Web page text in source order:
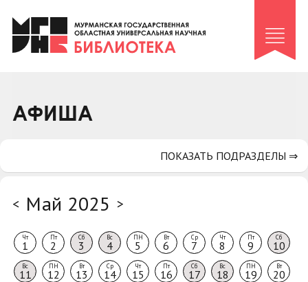
Клуб «Гиря и сельдерей»
Клуб «Семейный архив»
Коллегам
АФИША
< Май 2025 >
Чт
1
Пт
2
Сб
3
Вс
4
ПН
5
Вт
6
Ср
7
Чт
8
Пт
9
Сб
10
Вс
11
ПН
12
Вт
13
Ср
14
Чт
15
Пт
16
Сб
17
Вс
18
ПН
19
Вт
20
ПОКАЗАТЬ ПОДРАЗДЕЛЫ ⇒